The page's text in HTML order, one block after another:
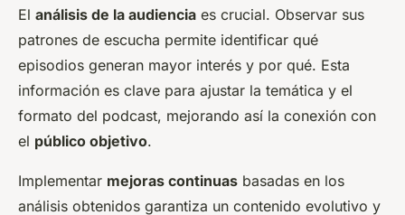
El análisis de la audiencia es crucial. Observar sus
patrones de escucha permite identificar qué
episodios generan mayor interés y por qué. Esta
información es clave para ajustar la temática y el
formato del podcast, mejorando así la conexión con
el público objetivo.
Implementar mejoras continuas basadas en los
análisis obtenidos garantiza un contenido evolutivo y